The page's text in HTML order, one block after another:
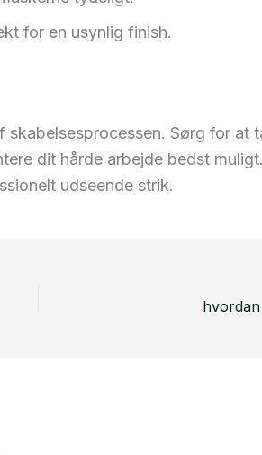
for en usynlig finish.
Sørg for at
dit hårde arbejde bedst
udseende strik.